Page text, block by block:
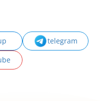
telegram